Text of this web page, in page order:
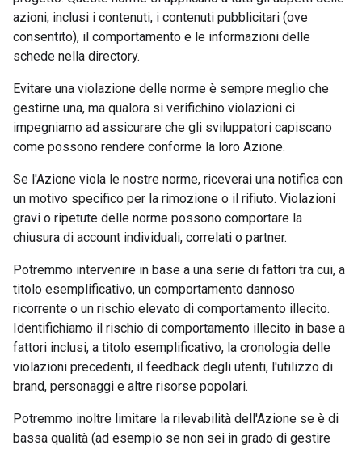
azioni, inclusi i contenuti, i contenuti pubblicitari (ove
consentito), il comportamento e le informazioni delle
schede nella directory.
Evitare una violazione delle norme è sempre meglio che
gestirne una, ma qualora si verifichino violazioni ci
impegniamo ad assicurare che gli sviluppatori capiscano
come possono rendere conforme la loro Azione.
Se l'Azione viola le nostre norme, riceverai una notifica con
un motivo specifico per la rimozione o il rifiuto. Violazioni
gravi o ripetute delle norme possono comportare la
chiusura di account individuali, correlati o partner.
Potremmo intervenire in base a una serie di fattori tra cui, a
titolo esemplificativo, un comportamento dannoso
ricorrente o un rischio elevato di comportamento illecito.
Identifichiamo il rischio di comportamento illecito in base a
fattori inclusi, a titolo esemplificativo, la cronologia delle
violazioni precedenti, il feedback degli utenti, l'utilizzo di
brand, personaggi e altre risorse popolari.
Potremmo inoltre limitare la rilevabilità dell'Azione se è di
bassa qualità (ad esempio se non sei in grado di gestire